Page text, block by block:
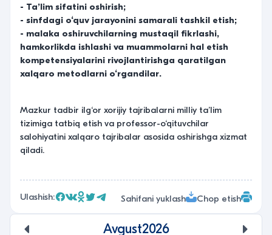
- Ta’lim sifatini oshirish;
- sinfdagi o‘quv jarayonini samarali tashkil etish;
- malaka oshiruvchilarning mustaqil fikrlashi,
hamkorlikda ishlashi va muammolarni hal etish
kompetensiyalarini rivojlantirishga qaratilgan
xalqaro metodlarni o‘rgandilar.
Mazkur tadbir ilg‘or xorijiy tajribalarni milliy ta’lim
tizimiga tatbiq etish va professor-o‘qituvchilar
salohiyatini xalqaro tajribalar asosida oshirishga xizmat
qiladi.
Ulashish: Sahifani yuklash Chop etish
Avgust2026